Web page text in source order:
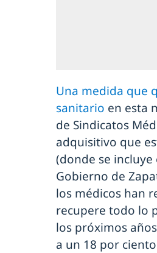
Una medida que
sanitario en esta
de Sindicatos
adquisitivo que
(donde se
Gobierno de
los médicos han
recupere todo lo
los próximos
a un 18 por